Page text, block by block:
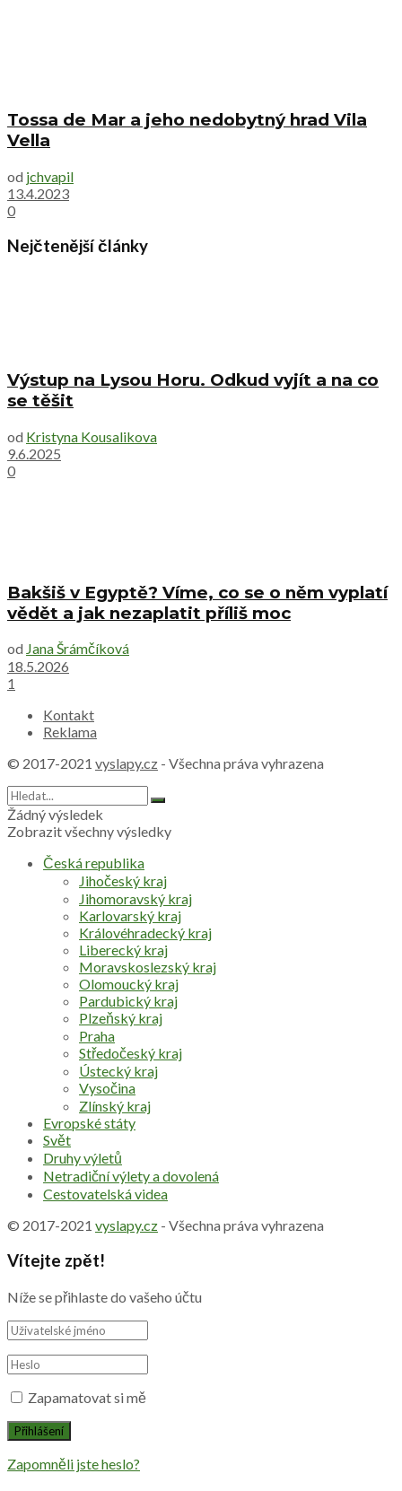
Tossa de Mar a jeho nedobytný hrad Vila
Vella
od jchvapil
13.4.2023
0
Nejčtenější články
Výstup na Lysou Horu. Odkud vyjít a na co
se těšit
od Kristyna Kousalikova
9.6.2025
0
Bakšiš v Egyptě? Víme, co se o něm vyplatí
vědět a jak nezaplatit příliš moc
od Jana Šrámčíková
18.5.2026
1
Kontakt
Reklama
© 2017-2021 vyslapy.cz - Všechna práva vyhrazena
Žádný výsledek
Zobrazit všechny výsledky
Česká republika
Jihočeský kraj
Jihomoravský kraj
Karlovarský kraj
Královéhradecký kraj
Liberecký kraj
Moravskoslezský kraj
Olomoucký kraj
Pardubický kraj
Plzeňský kraj
Praha
Středočeský kraj
Ústecký kraj
Vysočina
Zlínský kraj
Evropské státy
Svět
Druhy výletů
Netradiční výlety a dovolená
Cestovatelská videa
© 2017-2021 vyslapy.cz - Všechna práva vyhrazena
Vítejte zpět!
Níže se přihlaste do vašeho účtu
Zapamatovat si mě
Zapomněli jste heslo?